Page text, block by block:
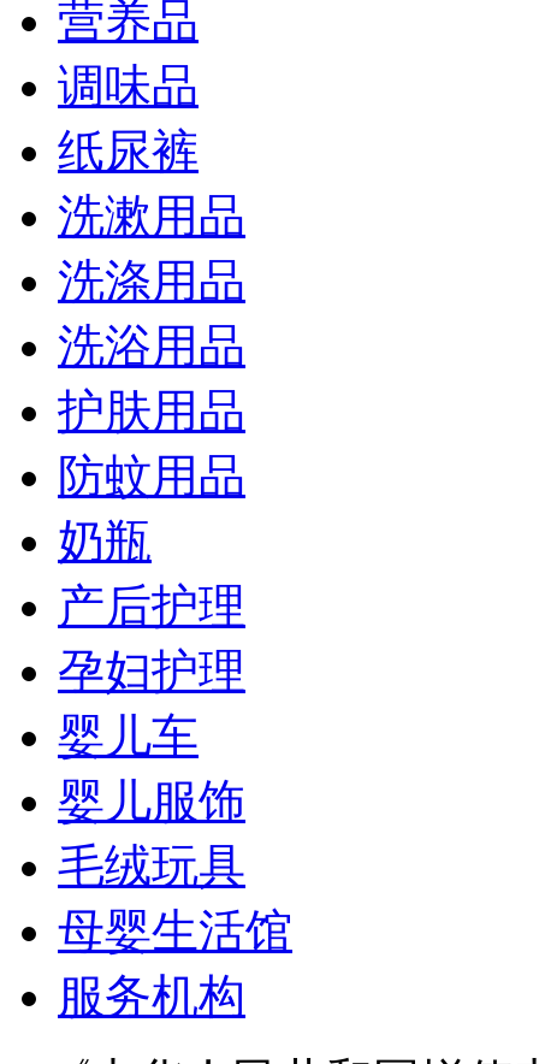
营养品
调味品
纸尿裤
洗漱用品
洗涤用品
洗浴用品
护肤用品
防蚊用品
奶瓶
产后护理
孕妇护理
婴儿车
婴儿服饰
毛绒玩具
母婴生活馆
服务机构